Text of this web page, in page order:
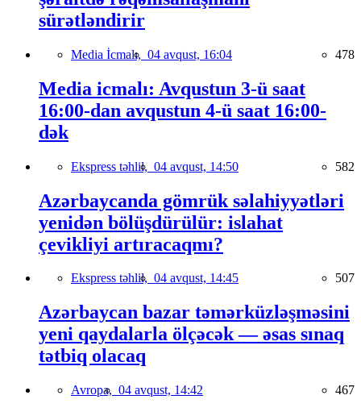
sürətləndirir
Media İcmalı, 04 avqust, 16:04 478
Media icmalı: Avqustun 3-ü saat
16:00-dan avqustun 4-ü saat 16:00-
dək
Ekspress təhlil, 04 avqust, 14:50 582
Azərbaycanda gömrük səlahiyyətləri
yenidən bölüşdürülür: islahat
çevikliyi artıracaqmı?
Ekspress təhlil, 04 avqust, 14:45 507
Azərbaycan bazar təmərküzləşməsini
yeni qaydalarla ölçəcək — əsas sınaq
tətbiq olacaq
Avropa, 04 avqust, 14:42 467